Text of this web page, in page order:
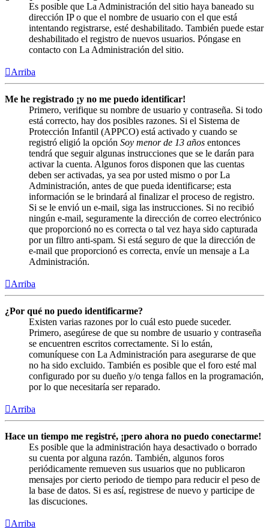
Es posible que La Administración del sitio haya baneado su
dirección IP o que el nombre de usuario con el que está
intentando registrarse, esté deshabilitado. También puede estar
deshabilitado el registro de nuevos usuarios. Póngase en
contacto con La Administración del sitio.
Arriba
Me he registrado ¡y no me puedo identificar!
Primero, verifique su nombre de usuario y contraseña. Si todo
está correcto, hay dos posibles razones. Si el Sistema de
Protección Infantil (APPCO) está activado y cuando se
registró eligió la opción Soy menor de 13 años entonces
tendrá que seguir algunas instrucciones que se le darán para
activar la cuenta. Algunos foros disponen que las cuentas
deben ser activadas, ya sea por usted mismo o por La
Administración, antes de que pueda identificarse; esta
información se le brindará al finalizar el proceso de registro.
Si se le envió un e-mail, siga las instrucciones. Si no recibió
ningún e-mail, seguramente la dirección de correo electrónico
que proporcionó no es correcta o tal vez haya sido capturada
por un filtro anti-spam. Si está seguro de que la dirección de
e-mail que proporcionó es correcta, envíe un mensaje a La
Administración.
Arriba
¿Por qué no puedo identificarme?
Existen varias razones por lo cuál esto puede suceder.
Primero, asegúrese de que su nombre de usuario y contraseña
se encuentren escritos correctamente. Si lo están,
comuníquese con La Administración para asegurarse de que
no ha sido excluido. También es posible que el foro esté mal
configurado por su dueño y/o tenga fallos en la programación,
por lo que necesitaría ser reparado.
Arriba
Hace un tiempo me registré, ¡pero ahora no puedo conectarme!
Es posible que la administración haya desactivado o borrado
su cuenta por alguna razón. También, algunos foros
periódicamente remueven sus usuarios que no publicaron
mensajes por cierto periodo de tiempo para reducir el peso de
la base de datos. Si es así, registrese de nuevo y participe de
las discuciones.
Arriba